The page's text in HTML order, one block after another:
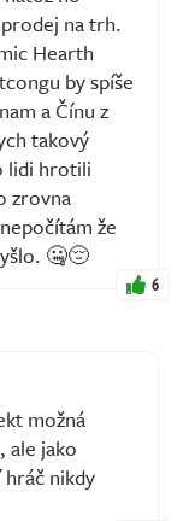
na trh.
Hearth
by spíše
a Čínu z
takový
lidi hrotili
zrovna
že
🤐😔
6
možná
ale jako
nikdy